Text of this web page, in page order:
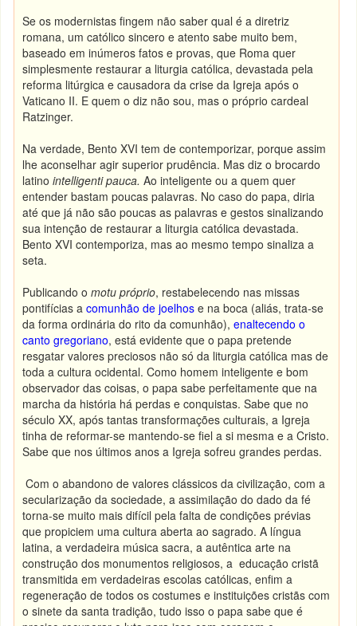
Se os modernistas fingem não saber qual é a diretriz
romana, um católico sincero e atento sabe muito bem,
baseado em inúmeros fatos e provas, que Roma quer
simplesmente restaurar a liturgia católica, devastada pela
reforma litúrgica e causadora da crise da Igreja após o
Vaticano II. E quem o diz não sou, mas o próprio cardeal
Ratzinger.
Na verdade, Bento XVI tem de contemporizar, porque assim
lhe aconselhar agir superior prudência. Mas diz o brocardo
latinointelligenti pauca.Ao inteligente ou a quem quer
entender bastam poucas palavras. No caso do papa, diria
até que já não são poucas as palavras e gestos sinalizando
sua intenção de restaurar a liturgia católica devastada.
Bento XVI contemporiza, mas ao mesmo tempo sinaliza a
seta.
Publicando omotu próprio, restabelecendo nas missas
pontifícias acomunhão de joelhose na boca (aliás, trata-se
da forma ordinária do rito da comunhão),enaltecendo o
canto gregoriano, está evidente que o papa pretende
resgatar valores preciosos não só da liturgia católica mas de
toda a cultura ocidental. Como homem inteligente e bom
observador das coisas, o papa sabe perfeitamente que na
marcha da história há perdas e conquistas. Sabe que no
século XX, após tantas transformações culturais, a Igreja
tinha de reformar-se mantendo-se fiel a si mesma e a Cristo.
Sabe que nos últimos anos a Igreja sofreu grandes perdas.
Com o abandono de valores clássicos da civilização, com a
secularização da sociedade, a assimilação do dado da fé
torna-se muito mais difícil pela falta de condições prévias
que propiciem uma cultura aberta ao sagrado. A língua
latina, a verdadeira música sacra, a autêntica arte na
construção dos monumentos religiosos, a educação cristã
transmitida em verdadeiras escolas católicas, enfim a
regeneração de todos os costumes e instituições cristãs com
o sinete da santa tradição, tudo isso o papa sabe que é